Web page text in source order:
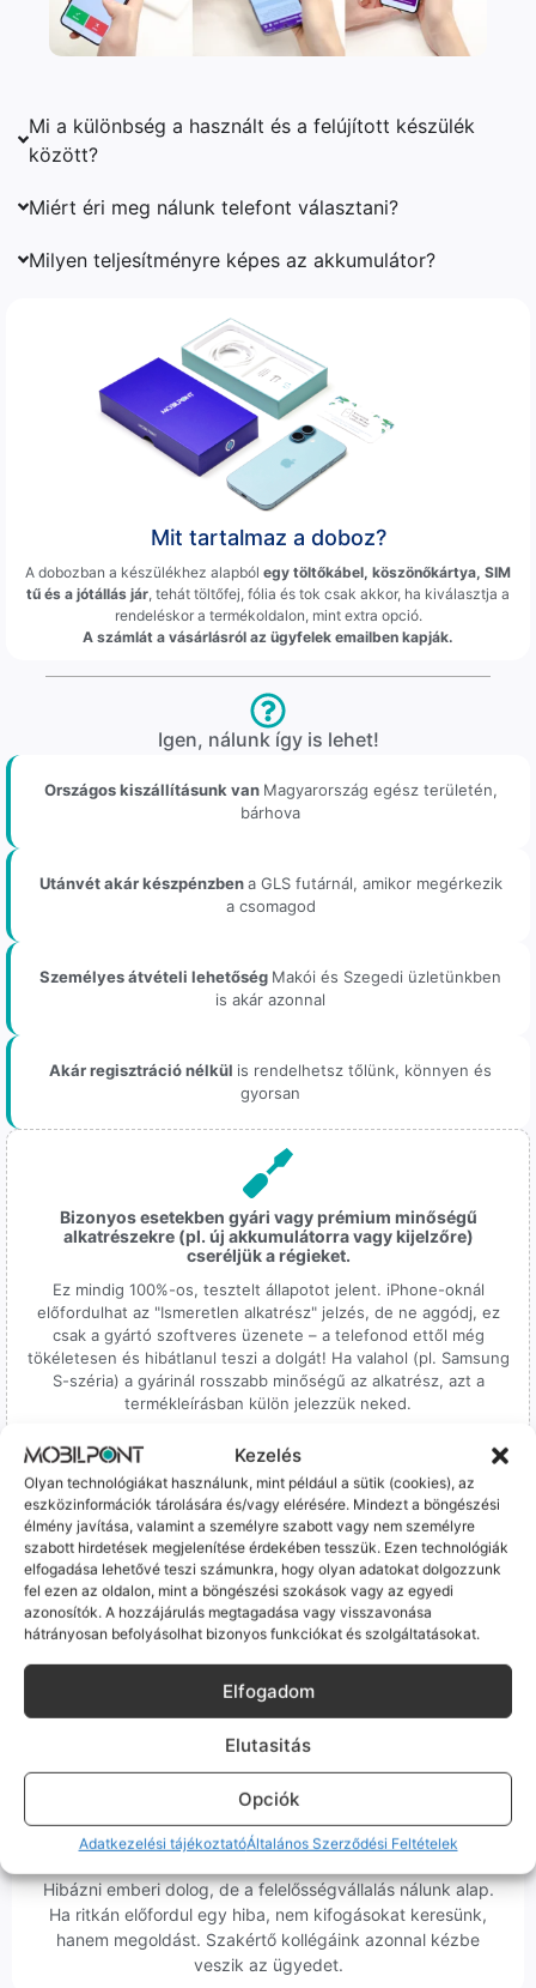
Kezelés
Olyan technológiákat használunk, mint például a sütik (cookies), az
eszközinformációk tárolására és/vagy elérésére. Mindezt a böngészési
élmény javítása, valamint a személyre szabott vagy nem személyre
szabott hirdetések megjelenítése érdekében tesszük. Ezen technológiák
elfogadása lehetővé teszi számunkra, hogy olyan adatokat dolgozzunk
fel ezen az oldalon, mint a böngészési szokások vagy az egyedi
azonosítók. A hozzájárulás megtagadása vagy visszavonása
hátrányosan befolyásolhat bizonyos funkciókat és szolgáltatásokat.
Elfogadom
Elutasitás
Opciók
Adatkezelési tájékoztatóÁltalános Szerződési Feltételek
Mi a különbség a használt és a felújított készülék
között?
Miért éri meg nálunk telefont választani?
Milyen teljesítményre képes az akkumulátor?
Mit tartalmaz a doboz?
A dobozban a készülékhez alapból egy töltőkábel, köszönőkártya, SIM
tű és a jótállás jár , tehát töltőfej, fólia és tok csak akkor, ha kiválasztja a
rendeléskor a termékoldalon, mint extra opció.
A számlát a vásárlásról az ügyfelek emailben kapják.
Igen, nálunk így is lehet!
Országos kiszállításunk van Magyarország egész területén,
bárhova
Utánvét akár készpénzbena GLS futárnál, amikor megérkezik
a csomagod
Személyes átvételi lehetőség Makói és Szegedi üzletünkben
is akár azonnal
Akár regisztráció nélkül is rendelhetsz tőlünk, könnyen és
gyorsan
Bizonyos esetekben gyári vagy prémium minőségű
alkatrészekre (pl. új akkumulátorra vagy kijelzőre)
cseréljük a régieket.
Ez mindig 100%-os, tesztelt állapotot jelent. iPhone-oknál
előfordulhat az "Ismeretlen alkatrész" jelzés, de ne aggódj, ez
csak a gyártó szoftveres üzenete – a telefonod ettől még
tökéletesen és hibátlanul teszi a dolgát! Ha valahol (pl. Samsung
S-széria) a gyárinál rosszabb minőségű az alkatrész, azt a
termékleírásban külön jelezzük neked.
100% Elérhetőség
Sok éve a szegedi piac meghatározó szereplői vagyunk.
Nem egy arctalan webshop vagyunk: ha kérdésed van, élő
ember veszi fel a telefont, és személyesen is megtalálsz
minket Szegeden.
Korrekt Ügyintézés
Hibázni emberi dolog, de a felelősségvállalás nálunk alap.
Ha ritkán előfordul egy hiba, nem kifogásokat keresünk,
hanem megoldást. Szakértő kollégáink azonnal kézbe
veszik az ügyedet.